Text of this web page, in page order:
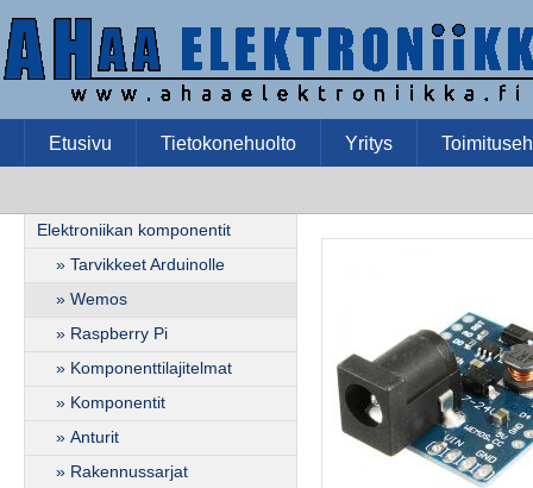
Etusivu Tietokonehuolto Yritys
Elektroniikan komponentit
» Tarvikkeet Arduinolle
» Wemos
» Raspberry Pi
» Komponenttilajitelmat
» Komponentit
» Anturit
» Rakennussarjat